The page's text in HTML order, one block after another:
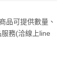
品可提供數量、
務(洽線上line